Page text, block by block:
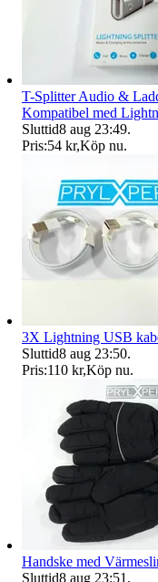
T-Splitter Audio &
Kompatibel med
Sluttid8 aug 23:49.
Pris:54 kr,Köp nu.
3X Lightning USB
Sluttid8 aug 23:50.
Pris:110 kr,Köp nu.
Handske med
Sluttid8 aug 23:51 .